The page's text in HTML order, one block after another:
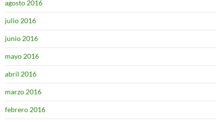
agosto 2016
julio 2016
junio 2016
mayo 2016
abril 2016
marzo 2016
febrero 2016